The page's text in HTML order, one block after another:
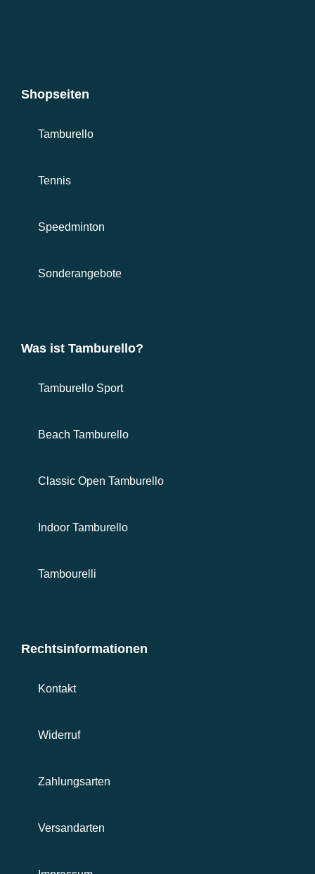
Shopseiten
Tamburello
Tennis
Speedminton
Sonderangebote
Was ist Tamburello?
Tamburello Sport
Beach Tamburello
Classic Open Tamburello
Indoor Tamburello
Tambourelli
Rechtsinformationen
Kontakt
Widerruf
Zahlungsarten
Versandarten